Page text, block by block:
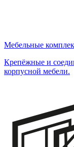
Мебельные
Крепёжные и
корпусной мебели.